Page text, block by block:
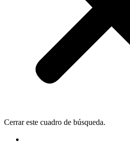
Cerrar este cuadro de búsqueda.